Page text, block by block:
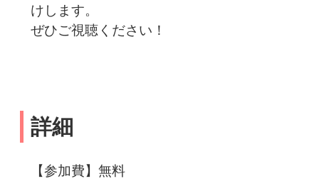
けします。
ぜひご視聴ください！
詳細
【参加費】無料